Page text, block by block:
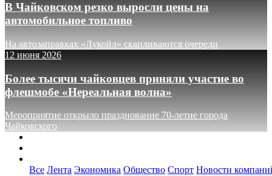
В Чайковском резко выросли цены на
автомобильное топливо
На автозаправках «Лукойл» скапливаются очереди
12 июня 2026
Более тысячи чайковцев приняли участие во
флешмобе «Нереальная волна»
Мероприятие открыло празднование 70-летие города
Чайковского
Все Лента Экономика Общество Спорт Новости